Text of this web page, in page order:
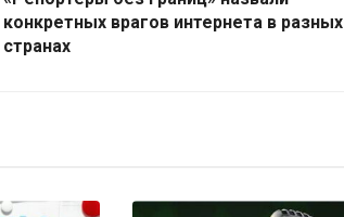
конкретных врагов интернета в разных
странах